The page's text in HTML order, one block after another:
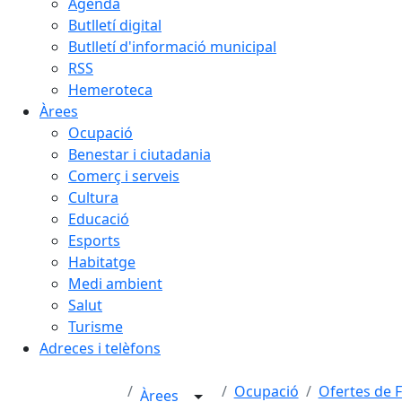
Butlletí digital
Butlletí d'informació municipal
RSS
Hemeroteca
Àrees
Ocupació
Benestar i ciutadania
Comerç i serveis
Cultura
Educació
Esports
Habitatge
Medi ambient
Salut
Turisme
Adreces i telèfons
Àrees Ocupació Ofertes de